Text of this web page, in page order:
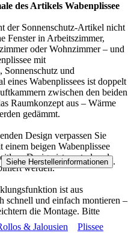
des Artikels Wabenplissee
der Sonnenschutz-Artikel nicht
Fenster in Arbeitszimmer,
oder Wohnzimmer – und
mit
und
eines Wabenplissees ist doppelt
zwischen den beiden
Raumkonzept aus – Wärme
gedämmt.
Design verpassen Sie
beigen Wabenplissee
Design ist neutral und
werden.
ist aus
schnell und einfach montieren –
die Montage. Bitte
Siehe Herstellerinformationen .
& Jalousien
Plissee